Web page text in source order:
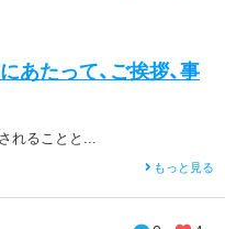
たって、ご挨拶、事
れることと...
もっと見る